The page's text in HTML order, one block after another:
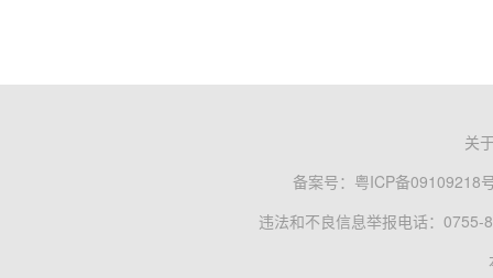
关
备案号： 粤ICP备09109218
违法和不良信息举报电话：0755-